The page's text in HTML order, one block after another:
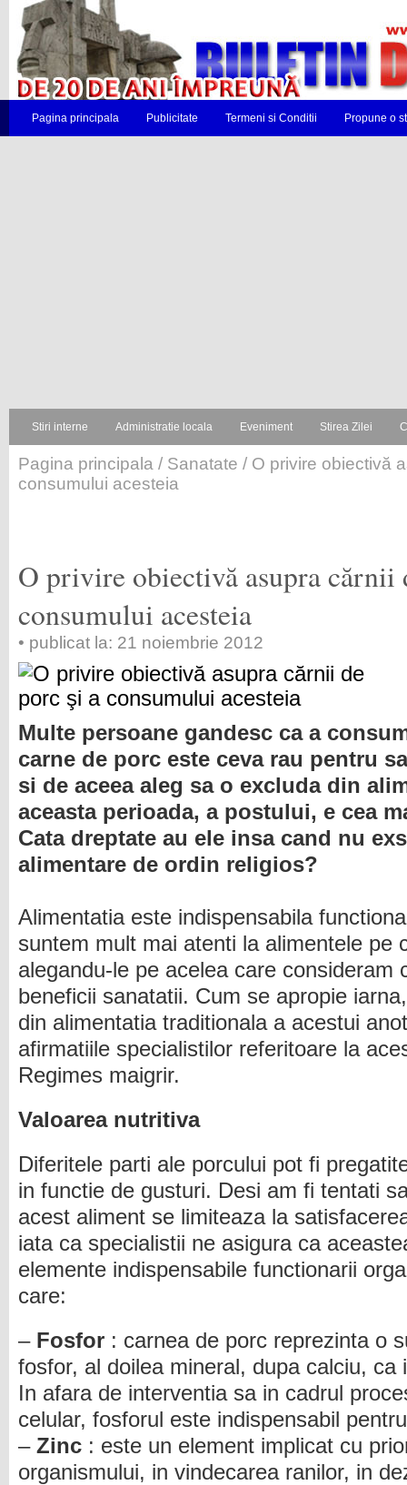
Pagina principala Publicitate Termeni si Conditii Propune o
Stiri interne Administratie locala Eveniment Stirea Zilei
Pagina principala / Sanatate / O privire obiectivă
consumului acesteia
O privire obiectivă asupra cărnii
consumului acesteia
• publicat la: 21 noiembrie 2012
Multe persoane gandesc ca a
carne de porc este ceva rau pentru
si de aceea aleg sa o excluda din
aceasta perioada, a postului, e cea
Cata dreptate au ele insa cand nu
alimentare de ordin religios?
Alimentatia este indispensabila
suntem mult mai atenti la alimentele pe
alegandu-le pe acelea care consideram
beneficii sanatatii. Cum se apropie
din alimentatia traditionala a acestui
afirmatiile specialistilor referitoare la
Regimes maigrir.
Valoarea nutritiva
Diferitele parti ale porcului pot fi
in functie de gusturi. Desi am fi tentati
acest aliment se limiteaza la
iata ca specialistii ne asigura ca
elemente indispensabile functionarii
care:
– Fosfor : carnea de porc reprezinta o
fosfor, al doilea mineral, dupa calciu, ca
In afara de interventia sa in cadrul
celular, fosforul este indispensabil
– Zinc : este un element implicat cu
organismului, in vindecarea ranilor, in